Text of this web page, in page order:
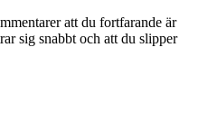
att du fortfarande är
sig snabbt och att du slipper